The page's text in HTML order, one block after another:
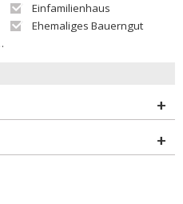
Einfamilienhaus
Ehemaliges Bauerngut